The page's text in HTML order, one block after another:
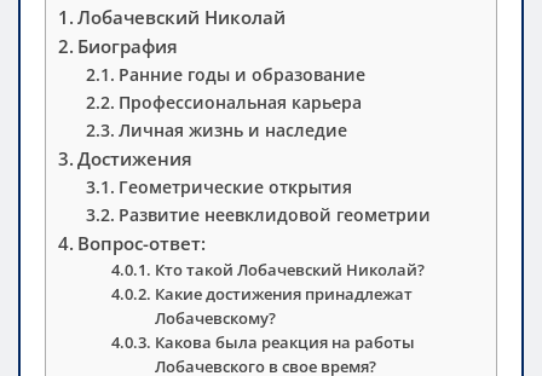
Лобачевский Николай
Биография
Ранние годы и образование
Профессиональная карьера
Личная жизнь и наследие
Достижения
Геометрические открытия
Развитие неевклидовой геометрии
Вопрос-ответ:
Кто такой Лобачевский Николай?
Какие достижения принадлежат
Лобачевскому?
Какова была реакция на работы
Лобачевского в свое время?